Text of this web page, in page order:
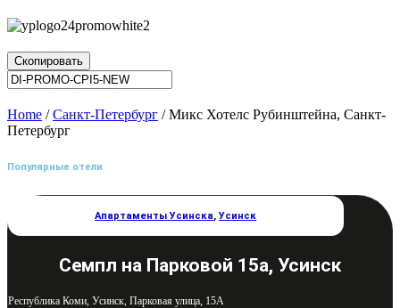
Скопировать
Home /Санкт-Петербург / Микс Хотелс Рубинштейна, Санкт-
Петербург
Популярные отели
Апартаменты Усинска,Усинск
Семпл на Парковой 15а, Усинск
Республика Коми, Усинск, Парковая улица, 15А